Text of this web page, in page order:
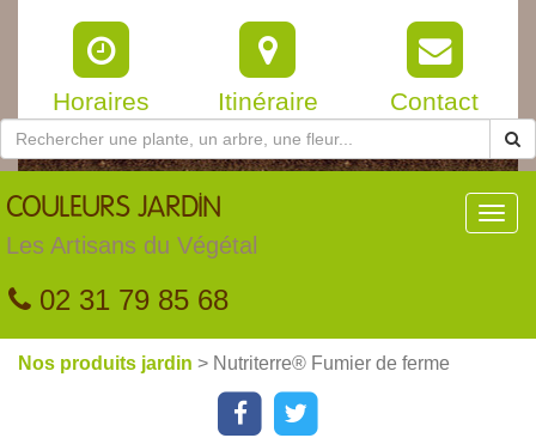
Horaires Itinéraire Contact
COULEURS JARDIN
Les Artisans du Végétal
02 31 79 85 68
Nos produits jardin > Nutriterre® Fumier de ferme